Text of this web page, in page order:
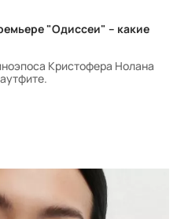
"Одиссеи" – какие
Кристофера Нолана